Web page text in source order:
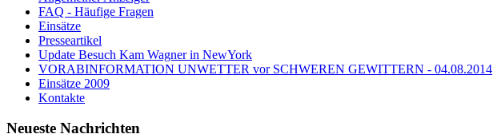
FAQ - Häufige Fragen
Einsätze
Presseartikel
Update Besuch Kam Wagner in NewYork
VORABINFORMATION UNWETTER vor SCHWEREN GEWITTERN - 04.08.2014
Einsätze 2009
Kontakte
Neueste Nachrichten